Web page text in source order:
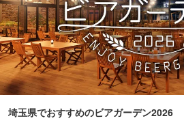
埼玉県でおすすめのビアガーデン2026